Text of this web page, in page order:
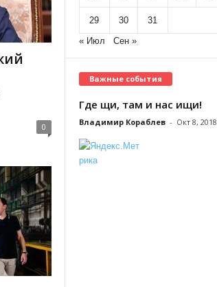
0
29 30
31
« Июл
Сен »
Важные события
Где щи, там и нас ищи!
Владимир Кораблев - Окт 8, 2018